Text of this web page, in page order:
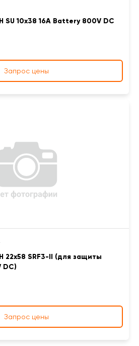
SU 10x38 16A Battery 800V DC
Запрос цены
22x58 SRF3-II (для защиты
DC)
Запрос цены